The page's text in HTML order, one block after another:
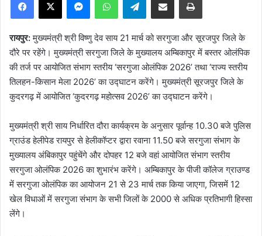
रायपुर:मुख्यमंत्री श्री विष्णु देव साय 21 मार्च को सरगुजा और सूरजपुर जिले के
दौरे पर रहेंगे। मुख्यमंत्री सरगुजा जिले के मुख्यालय अम्बिकापुर में बस्तर ओलंपिक
की तर्ज पर आयोजित संभाग स्तरीय ‘सरगुजा ओलंपिक 2026’ तथा ‘राज्य स्तरीय
तिलहन-किसान मेला 2026’ का उद्घाटन करेंगे। मुख्यमंत्री सूरजपुर जिले के
कुदरगढ़ में आयोजित ‘कुदरगढ़ महोत्सव 2026’ का उद्घाटन करेंगे।
मुख्यमंत्री श्री साय निर्धारित दौरा कार्यक्रम के अनुसार पूर्वान्ह 10.30 बजे पुलिस
ग्राउंड हेलीपेड रायपुर से हेलीकॉप्टर द्वारा रवाना 11.50 बजे सरगुजा संभाग के
मुख्यालय अंबिकापुर पहुंचेंगे और दोपहर 12 बजे वहां आयोजित संभाग स्तरीय
सरगुजा ओलंपिक 2026 का शुभारंभ करेंगे। अम्बिकापुर के पीजी कॉलेज ग्राउण्ड
में सरगुजा ओलंपिक का आयोजन 21 से 23 मार्च तक किया जाएगा, जिसमें 12
खेल विधाओं में सरगुजा संभाग के सभी जिलों के 2000 से अधिक प्रतिभागी हिस्सा
लेंगे।